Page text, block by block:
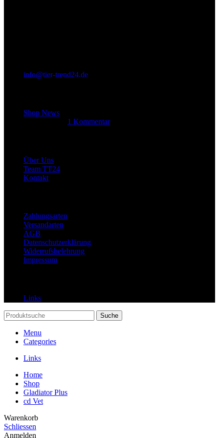
info@tier-trend24.de
Shop News
1 Kommentar
Über Uns
Team TT24
Kontakt
Zahlungsarten
Versandarten
AGB
Datenschutzerklärung
Widerrufsbelehrung
Impressum
Links
Suche
Menu
Categories
Links
Home
Shop
Gladiator Plus
cd Vet
Warenkorb
Schliessen
Anmelden